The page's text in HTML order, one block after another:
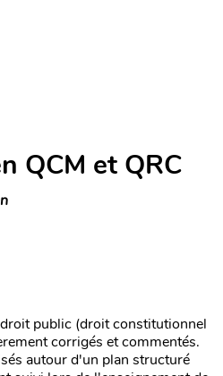
QCM et QRC
public (droit constitutionnel
corrigés et commentés.
autour d'un plan structuré